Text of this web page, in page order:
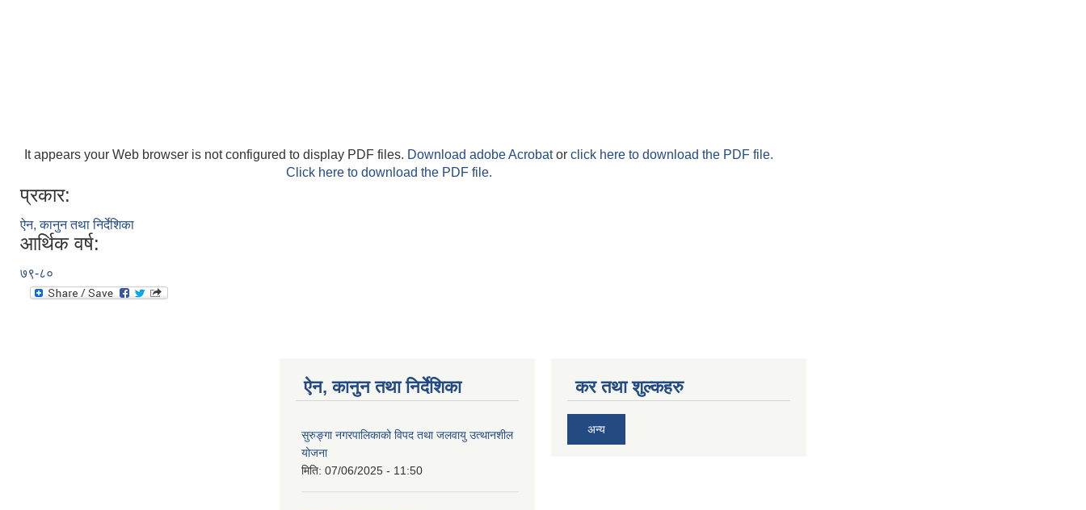
It appears your Web browser is not configured to display PDF files. Download adobe Acrobator click here to download the PDF file.
Click here to download the PDF file.
प्रकार:
ऐन, कानुन तथा निर्देशिका
आर्थिक वर्ष:
७९-८०
ऐन, कानुन तथा निर्देशिका
सुरुङ्गा नगरपालिकाको विपद तथा जलवायु उत्थानशील
योजना
मिति: 07/06/2025 - 11:50
कर तथा शुल्कहरु
अन्य